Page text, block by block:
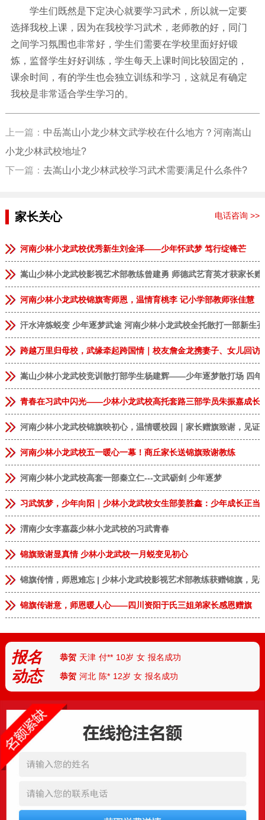
学生们既然是下定决心就要学习武术，所以就一定要
选择我校上课，因为在我校学习武术，老师教的好，同门
之间学习氛围也非常好，学生们需要在学校里面好好锻
炼，监督学生好好训练，学生每天上课时间比较固定的，
课余时间，有的学生也会独立训练和学习，这就足有确定
我校是非常适合学生学习的。
上一篇： 中岳嵩山小龙少林文武学校在什么地方？河南嵩山
小龙少林武校地址?
下一篇： 去嵩山小龙少林武校学习武术需要满足什么条件?
家长关心 电话咨询 >>
河南少林小龙武校优秀新生刘金泽——少年怀武梦 笃行绽锋芒
嵩山少林小龙武校影视艺术部教练曾建勇 师德武艺育英才获家长赠
河南少林小龙武校锦旗寄师恩，温情育桃李 记小学部教师张佳慧
汗水淬炼蜕变 少年逐梦武途 河南少林小龙武校全托散打一部新生
跨越万里归母校，武缘牵起跨国情｜校友詹金龙携妻子、女儿回访
嵩山少林小龙武校竞训散打部学生杨建辉——少年逐梦散打场 四年
青春在习武中闪光——少林小龙武校高托套路三部学员朱振嘉成长
河南少林小龙武校锦旗映初心，温情暖校园｜家长赠旗致谢，见证
河南少林小龙武校五一暖心一幕！商丘家长送锦旗致谢教练
河南少林小龙武校高套一部秦立仁---文武砺剑 少年逐梦
习武筑梦，少年向阳｜少林小龙武校女生部姜胜鑫：少年成长正当
渭南少女李嘉蕊少林小龙武校的习武青春
锦旗致谢显真情 少林小龙武校一月蜕变见初心
锦旗传情，师恩难忘 | 少林小龙武校影视艺术部教练获赠锦旗，见
锦旗传谢意，师恩暖人心——四川资阳于氏三姐弟家长感恩赠旗
报名
动态
恭贺 河南郑州 李** 13岁 男 报名成功
恭贺 河南郑州 8岁 女 报名成功
恭贺 河南商丘 张** 9岁 女 报名成功
恭贺 天津 付** 10岁 女 报名成功
恭贺 河北 陈* 12岁 女 报名成功
恭贺
湖北襄阳 路* 13岁 男 报名成功
恭贺 湖南怀化
恭贺 厦门 朱*
恭贺 杭州 刘** 10岁 女 报名成功